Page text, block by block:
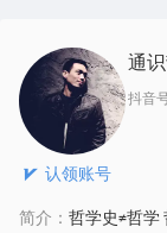
认领账号
通
抖音
简介： 哲学史≠哲学